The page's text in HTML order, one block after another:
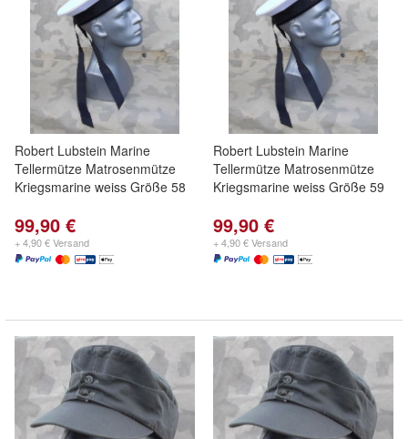
Robert Lubstein Marine
Tellermütze Matrosenmütze
Kriegsmarine weiss Größe 58
99,90 €
+ 4,90 € Versand
Robert Lubstein Marine
Tellermütze Matrosenmütze
Kriegsmarine weiss Größe 59
99,90 €
+ 4,90 € Versand